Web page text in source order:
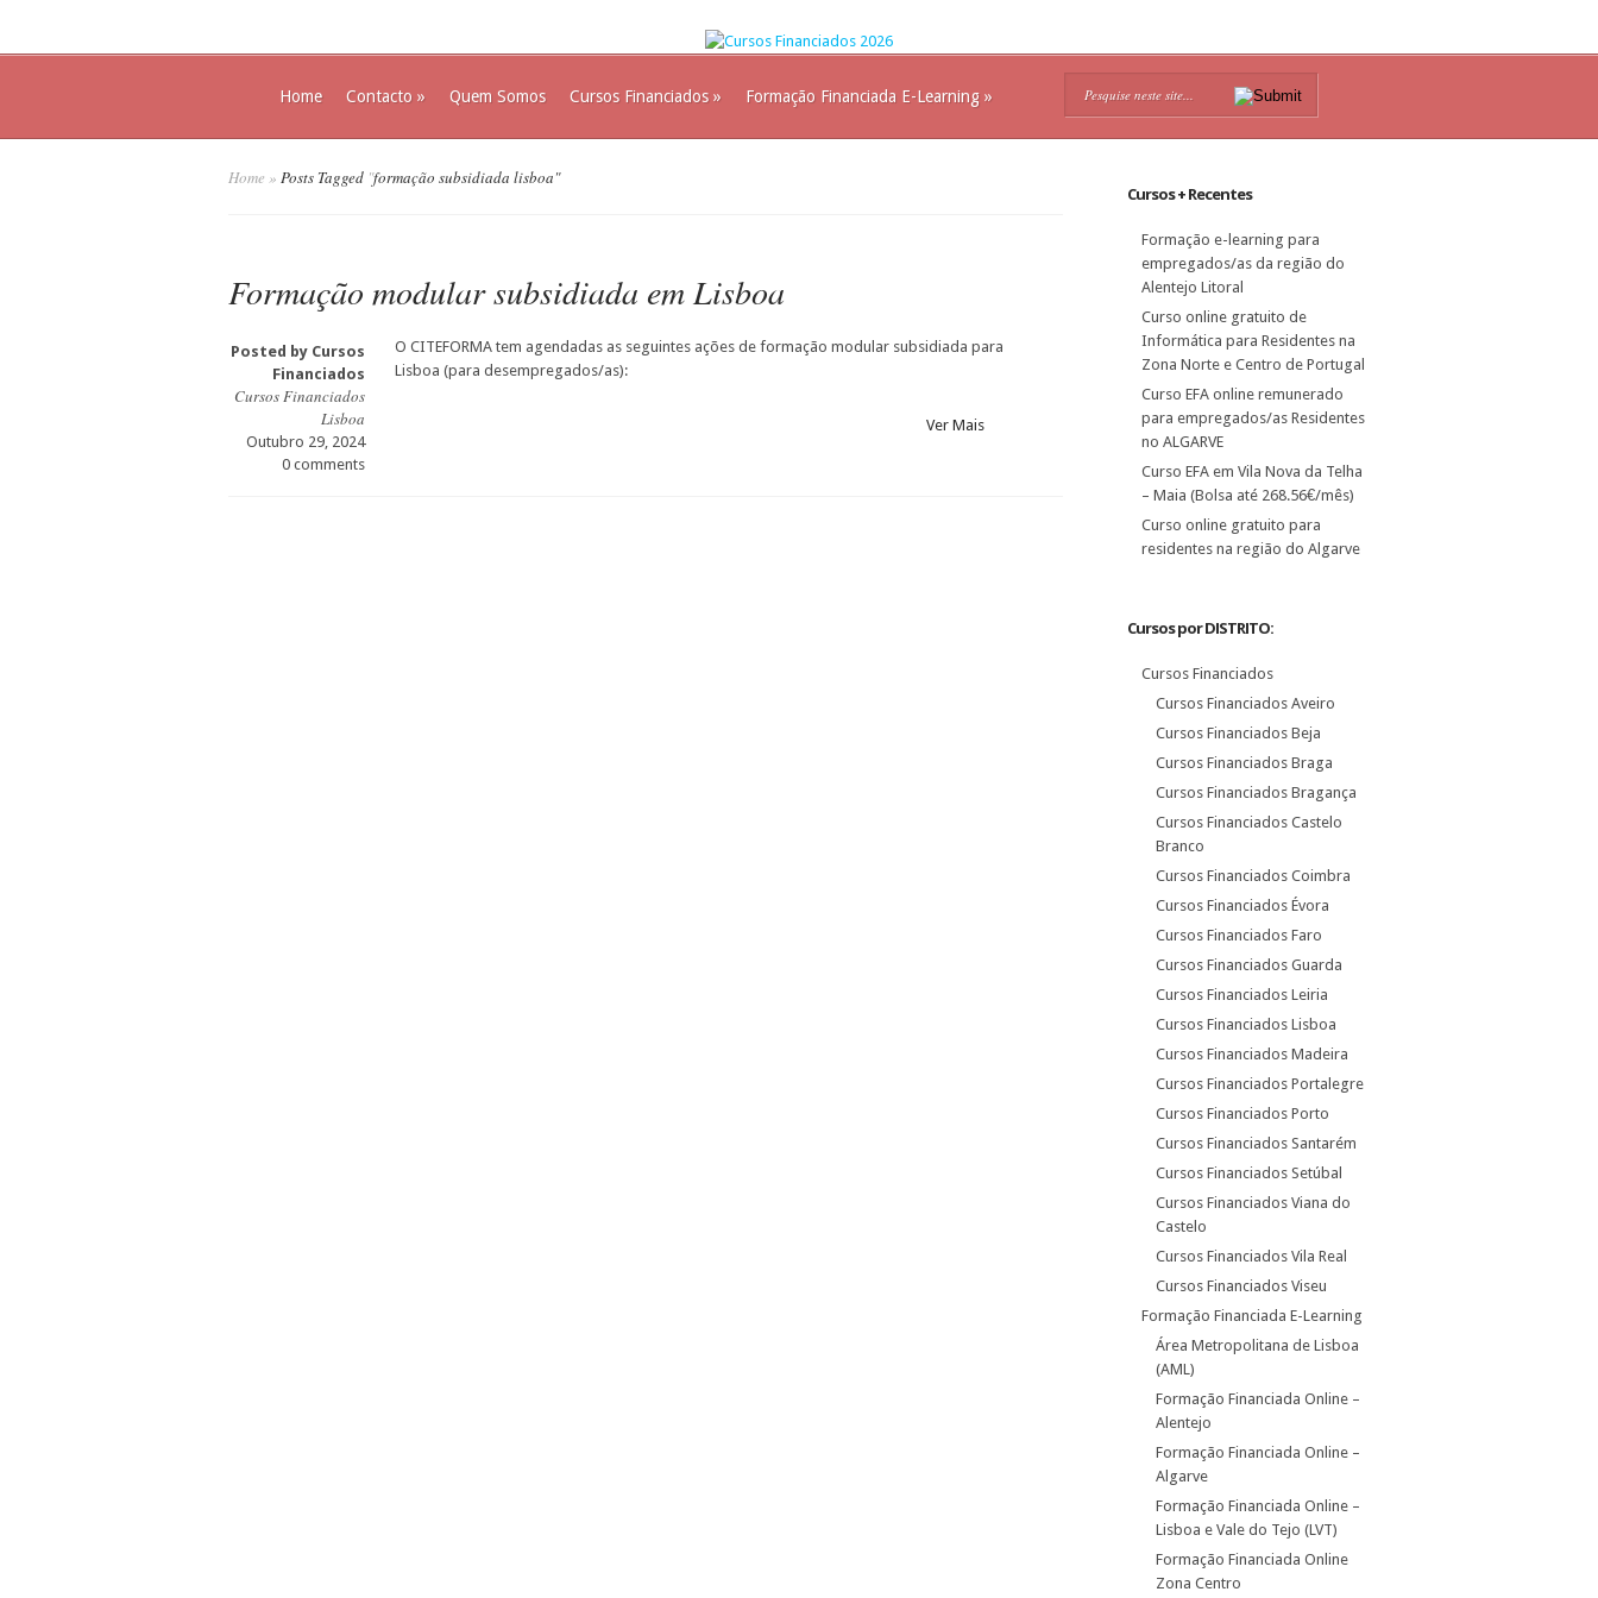
Home Contacto » Quem Somos Cursos Financiados» Formação Financiada E-Learning »
Home » Posts Tagged "formação subsidiada lisboa"
Formação modular subsidiada em Lisboa
Posted by Cursos
Financiados
Cursos Financiados
Lisboa
Outubro 29, 2024
0 comments
O CITEFORMA tem agendadas as seguintes ações de formação modular subsidiada para
Lisboa (para desempregados/as):
Ver Mais
Cursos + Recentes
Formação e-learning para
empregados/as da região do
Alentejo Litoral
Curso online gratuito de
Informática para Residentes na
Zona Norte e Centro de Portugal
Curso EFA online remunerado
para empregados/as Residentes
no ALGARVE
Curso EFA em Vila Nova da Telha
– Maia (Bolsa até 268.56€/mês)
Curso online gratuito para
residentes na região do Algarve
Cursos por DISTRITO:
Cursos Financiados
Cursos Financiados Aveiro
Cursos Financiados Beja
Cursos Financiados Braga
Cursos Financiados Bragança
Cursos Financiados Castelo
Branco
Cursos Financiados Coimbra
Cursos Financiados Évora
Cursos Financiados Faro
Cursos Financiados Guarda
Cursos Financiados Leiria
Cursos Financiados Lisboa
Cursos Financiados Madeira
Cursos Financiados Portalegre
Cursos Financiados Porto
Cursos Financiados Santarém
Cursos Financiados Setúbal
Cursos Financiados Viana do
Castelo
Cursos Financiados Vila Real
Cursos Financiados Viseu
Formação Financiada E-Learning
Área Metropolitana de Lisboa
(AML)
Formação Financiada Online –
Alentejo
Formação Financiada Online –
Algarve
Formação Financiada Online –
Lisboa e Vale do Tejo (LVT)
Formação Financiada Online
Zona Centro